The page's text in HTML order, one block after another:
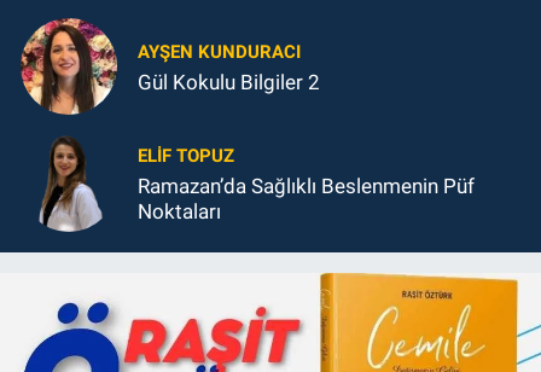
AYŞEN KUNDURACI
Gül Kokulu Bilgiler 2
ELIF TOPUZ
Ramazan’da Sağlıklı Beslenmenin Püf
Noktaları